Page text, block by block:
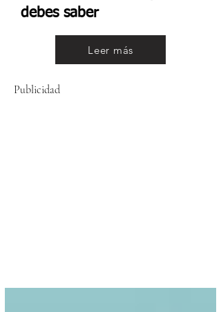
debes saber
Leer más
Publicidad